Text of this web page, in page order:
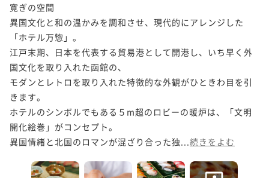
寛ぎの空間
異国文化と和の温かみを調和させ、現代的にアレンジした
「ホテル万惣」。
江戸末期、日本を代表する貿易港として開港し、いち早く外
国文化を取り入れた函館の、
モダンとレトロを取り入れた特徴的な外観がひときわ目を引
きます。
ホテルのシンボルでもある５m超のロビーの暖炉は、「文明
開化絵巻」がコンセプト。
異国情緒と北国のロマンが混ざり合った独... 続きをよむ